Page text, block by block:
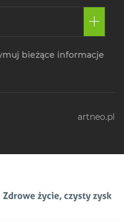
bieżące informacje
artneo.pl